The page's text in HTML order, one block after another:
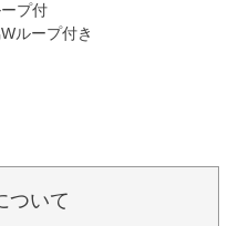
プ付
ループ付き
ついて